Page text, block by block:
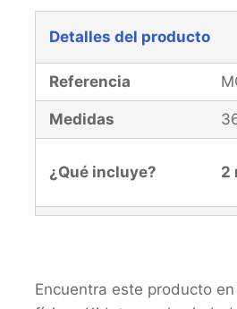
Detalles del producto
Referencia
Medidas
¿Qué incluye? 2
Encuentra este producto